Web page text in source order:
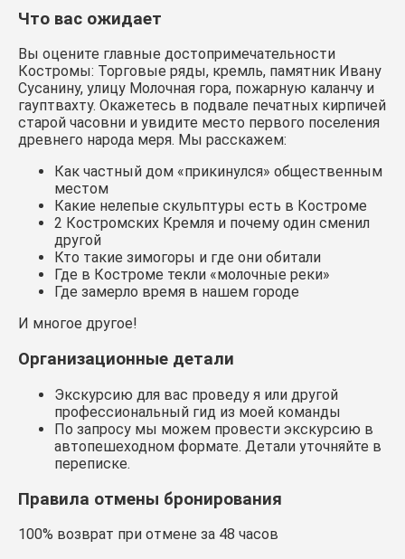
Что вас ожидает
Вы оцените главные достопримечательности
Костромы: Торговые ряды, кремль, памятник Ивану
Сусанину, улицу Молочная гора, пожарную каланчу и
гауптвахту. Окажетесь в подвале печатных кирпичей
старой часовни и увидите место первого поселения
древнего народа меря. Мы расскажем:
Как частный дом «прикинулся» общественным
местом
Какие нелепые скульптуры есть в Костроме
2 Костромских Кремля и почему один сменил
другой
Кто такие зимогоры и где они обитали
Где в Костроме текли «молочные реки»
Где замерло время в нашем городе
И многое другое!
Организационные детали
Экскурсию для вас проведу я или другой
профессиональный гид из моей команды
По запросу мы можем провести экскурсию в
автопешеходном формате. Детали уточняйте в
переписке.
Правила отмены бронирования
100% возврат при отмене за 48 часов